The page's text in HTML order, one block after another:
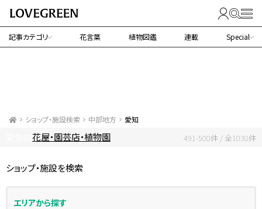
記事カテゴリ 花言葉 植物図鑑 連載 Special
ショップ・施設検索 中部地方
愛知
花屋・園芸店・植物園 491-500件 / 全1030件
ショップ・施設を検索
エリアから探す